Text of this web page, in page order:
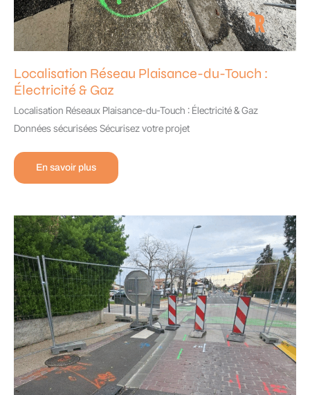
Localisation Réseau Plaisance-du-Touch :
Électricité & Gaz
Localisation Réseaux Plaisance-du-Touch : Électricité & Gaz
Données sécurisées Sécurisez votre projet
Localisation
Plaisance-
:
Électricité
&
Gaz
En savoir plus